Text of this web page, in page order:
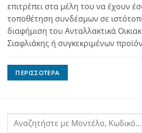
επιτρέπει στα μέλη του να έχουν
τοποθέτηση συνδέσμων σε
διαφήμιση του Ανταλλακτικά
Σιαφλιάκης ή συγκεκριμένων
ΠΕΡΙΣΣΌΤΕΡΑ